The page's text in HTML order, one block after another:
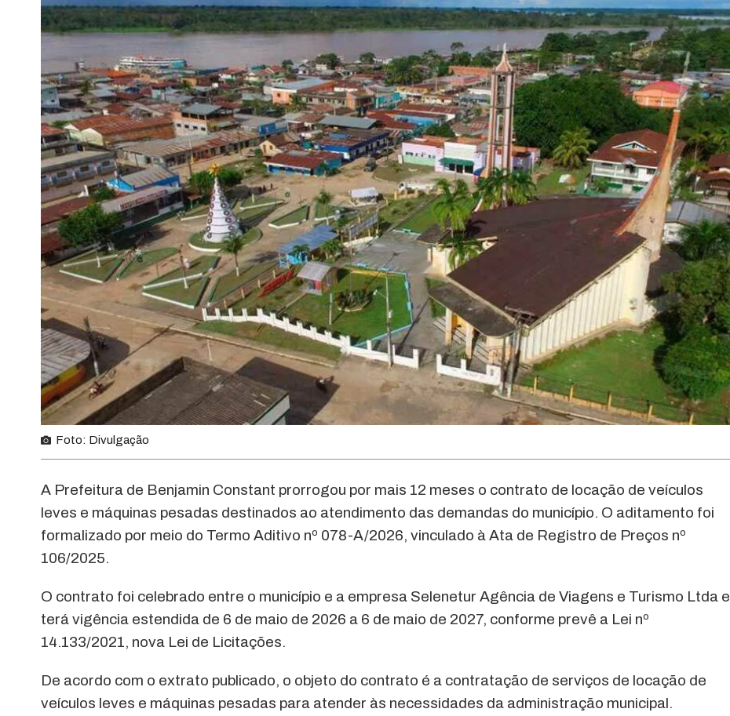
Foto: Divulgação
A Prefeitura de Benjamin Constant prorrogou por mais 12 meses o contrato de locação de veículos
leves e máquinas pesadas destinados ao atendimento das demandas do município. O aditamento foi
formalizado por meio do Termo Aditivo nº 078-A/2026, vinculado à Ata de Registro de Preços nº
106/2025.
O contrato foi celebrado entre o município e a empresa Selenetur Agência de Viagens e Turismo Ltda e
terá vigência estendida de 6 de maio de 2026 a 6 de maio de 2027, conforme prevê a Lei nº
14.133/2021, nova Lei de Licitações.
De acordo com o extrato publicado, o objeto do contrato é a contratação de serviços de locação de
veículos leves e máquinas pesadas para atender às necessidades da administração municipal.